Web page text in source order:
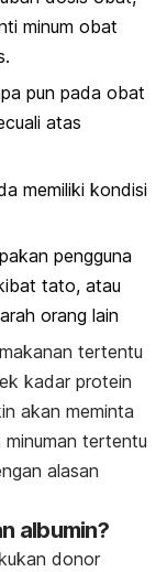
minum obat
pun pada obat
atas
memiliki kondisi
pengguna
tato, atau
orang lain
tertentu
kadar protein
akan meminta
tertentu
alasan
albumin?
donor